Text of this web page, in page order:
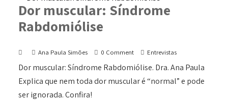
Dor muscular: Síndrome
Rabdomiólise
Ana Paula Simões 0 Comment Entrevistas
Dor muscular: Síndrome Rabdomiólise. Dra. Ana Paula
Explica que nem toda dor muscular é “normal” e pode
ser ignorada. Confira!